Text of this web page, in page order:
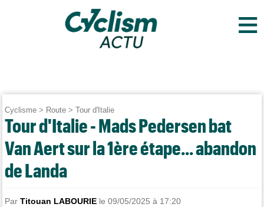
≡
Cyclisme > Route >Tour d'Italie
Tour d'Italie - Mads Pedersen bat
Van Aert sur la 1ère étape... abandon
de Landa
ParTitouan LABOURIE le 09/05/2025 à 17:20